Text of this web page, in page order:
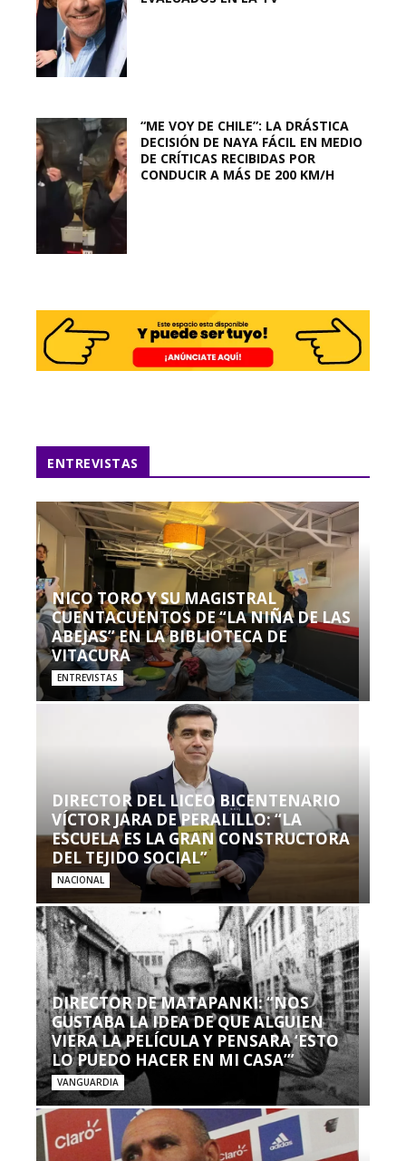
“ME VOY DE CHILE”: LA DRÁSTICA
DECISIÓN DE NAYA FÁCIL EN MEDIO
DE CRÍTICAS RECIBIDAS POR
CONDUCIR A MÁS DE 200 KM/H
ENTREVISTAS
NICO TORO Y SU MAGISTRAL
CUENTACUENTOS DE “LA NIÑA DE LAS
ABEJAS” EN LA BIBLIOTECA DE
VITACURA
ENTREVISTAS
DIRECTOR DEL LICEO BICENTENARIO
VÍCTOR JARA DE PERALILLO: “LA
ESCUELA ES LA GRAN CONSTRUCTORA
DEL TEJIDO SOCIAL”
NACIONAL
DIRECTOR DE MATAPANKI: “NOS
GUSTABA LA IDEA DE QUE ALGUIEN
VIERA LA PELÍCULA Y PENSARA ‘ESTO
LO PUEDO HACER EN MI CASA’”
VANGUARDIA